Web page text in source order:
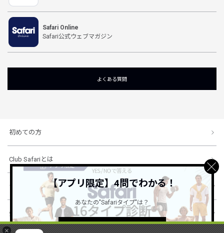
×
Safari Online
Safari公式ウェブマガジン
よくある質問
初めての方
Club Safariとは
ショッピングガイド
会社概要・規約
【アプリ限定】4問でわかる！
あなたの"Safariタイプ"は？
詳しくはこちら ＞